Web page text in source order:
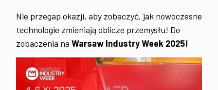
Nie przegap okazji, aby zobaczyć, jak nowoczesne
technologie zmieniają oblicze przemysłu! Do
zobaczenia na Warsaw Industry Week 2025!